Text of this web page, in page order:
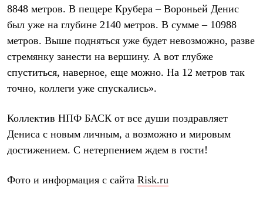
Куртки
Брюки
Жилеты
Утепленная синтетикой
Куртки
Брюки
Штормовая одежда
Куртки
Брюки
Лёгкая одежда
Футболки
Брюки
8848 метров. В пещере Крубера – Вороньей Денис
был уже на глубине 2140 метров. В сумме – 10988
метров. Выше подняться уже будет невозможно, разве
стремянку занести на вершину. А вот глубже
спуститься, наверное, еще можно. На 12 метров так
точно, коллеги уже спускались».
Коллектив НПФ БАСК от все души поздравляет
Дениса с новым личным, а возможно и мировым
достижением. С нетерпением ждем в гости!
Фото и информация с сайта Risk.ru